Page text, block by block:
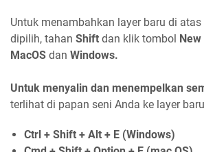
Untuk menambahkan layer baru di
dipilih, tahan Shift dan klik tombol
MacOS dan Windows.
Untuk menyalin dan menempelkan
terlihat di papan seni Anda ke layer
Ctrl + Shift + Alt + E (Windows)